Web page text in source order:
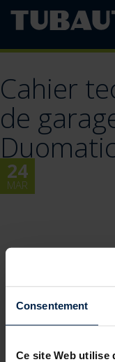
Consentement
Ce site Web utilise
Cahier
de
24
MAR
BLOG
développement